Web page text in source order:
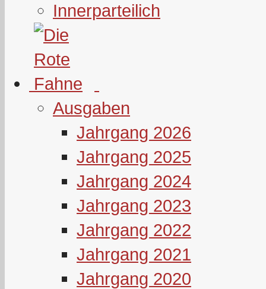
Innerparteilich
Ausgaben
Jahrgang 2026
Jahrgang 2025
Jahrgang 2024
Jahrgang 2023
Jahrgang 2022
Jahrgang 2021
Jahrgang 2020